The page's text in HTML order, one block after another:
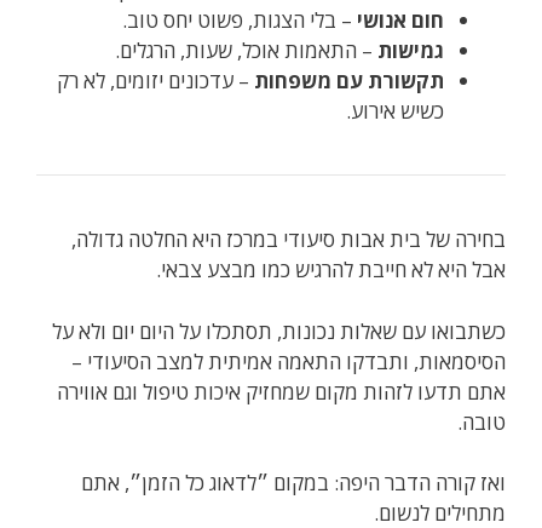
חום אנושי – בלי הצגות, פשוט יחס טוב.
גמישות – התאמות אוכל, שעות, הרגלים.
תקשורת עם משפחות – עדכונים יזומים, לא רק
כשיש אירוע.
בחירה של בית אבות סיעודי במרכז היא החלטה גדולה,
אבל היא לא חייבת להרגיש כמו מבצע צבאי.
כשתבואו עם שאלות נכונות, תסתכלו על היום יום ולא על
הסיסמאות, ותבדקו התאמה אמיתית למצב הסיעודי –
אתם תדעו לזהות מקום שמחזיק איכות טיפול וגם אווירה
טובה.
ואז קורה הדבר היפה: במקום ״לדאוג כל הזמן״, אתם
מתחילים לנשום.